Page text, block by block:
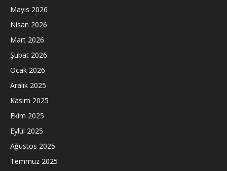
Mayıs 2026
Nisan 2026
Mart 2026
Şubat 2026
Ocak 2026
Aralık 2025
Kasım 2025
Ekim 2025
Eylül 2025
Ağustos 2025
Temmuz 2025